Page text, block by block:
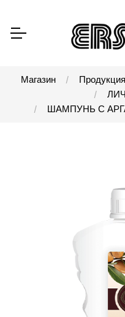
Магазин Продукция
ШАМПУНЬ С